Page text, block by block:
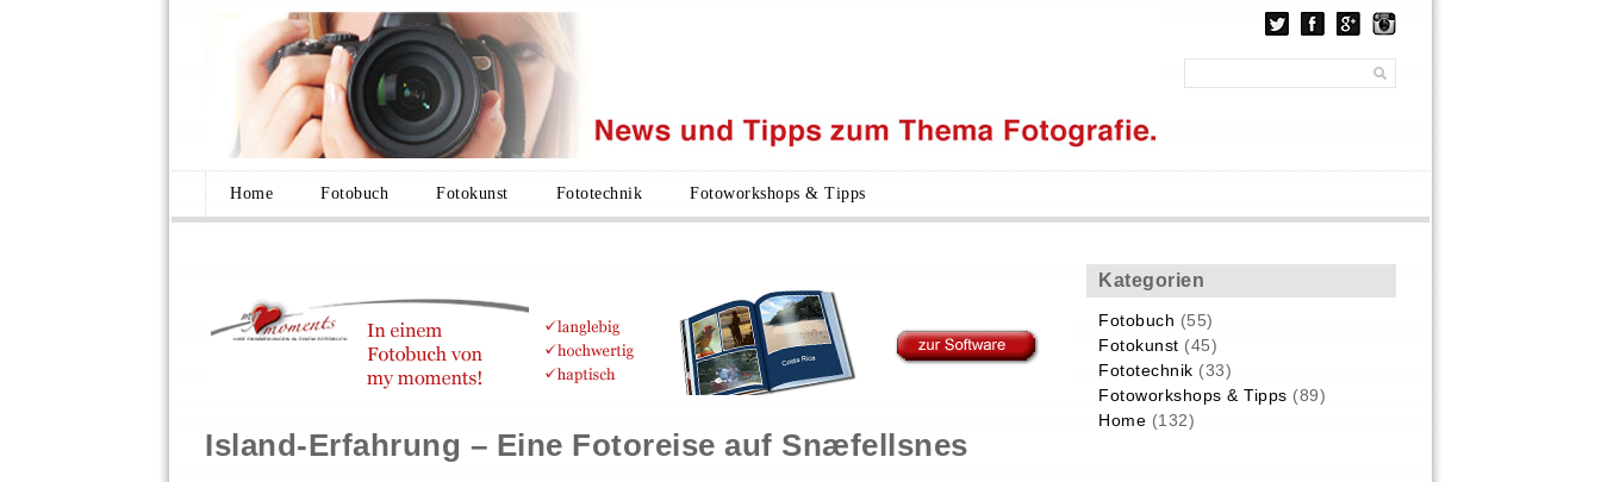
Home Fotobuch Fotokunst Fototechnik Fotoworkshops & Tipps
Island-Erfahrung – Eine Fotoreise auf Snæfellsnes
Kategorien
Fotobuch (55)
Fotokunst (45)
Fototechnik (33)
Fotoworkshops & Tipps (89)
Home (132)